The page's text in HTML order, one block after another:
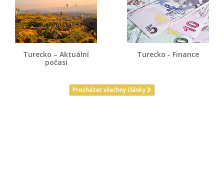
Turecko – Aktuální
počasí
Turecko - Finance
Procházet všechny články